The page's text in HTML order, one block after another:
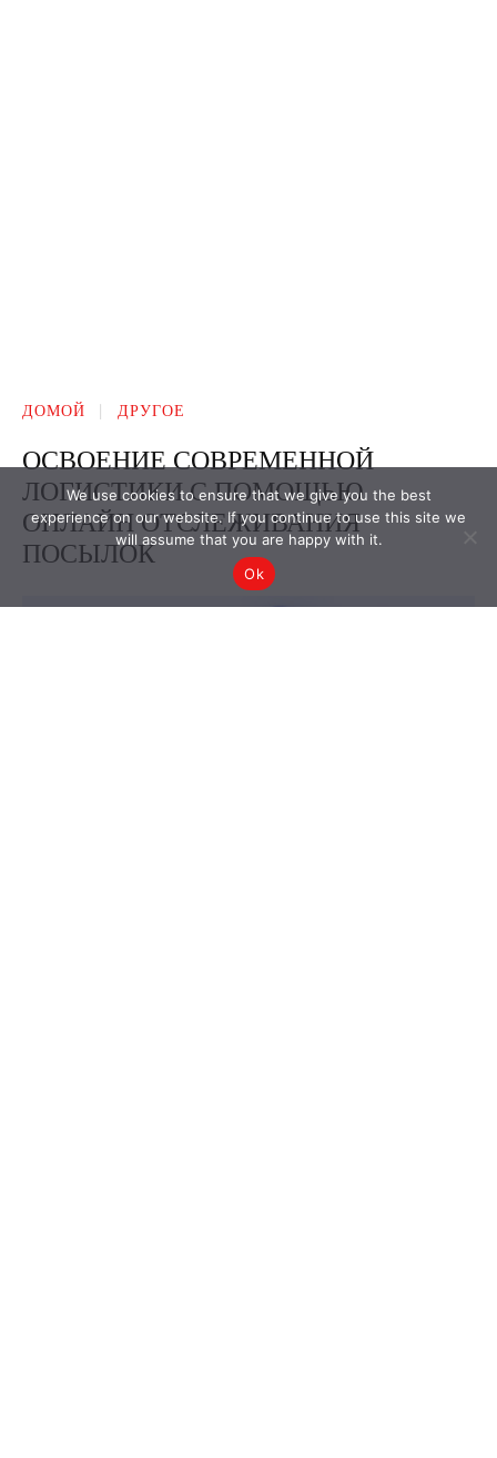
We use cookies to ensure that we give you the best
experience on our website. If you continue to use this site we
will assume that you are happy with it.
Ok